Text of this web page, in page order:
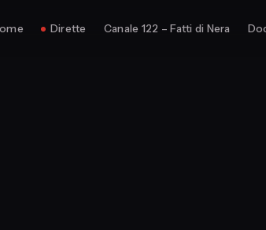
Dirette Canale 122 – Fatti di Nera